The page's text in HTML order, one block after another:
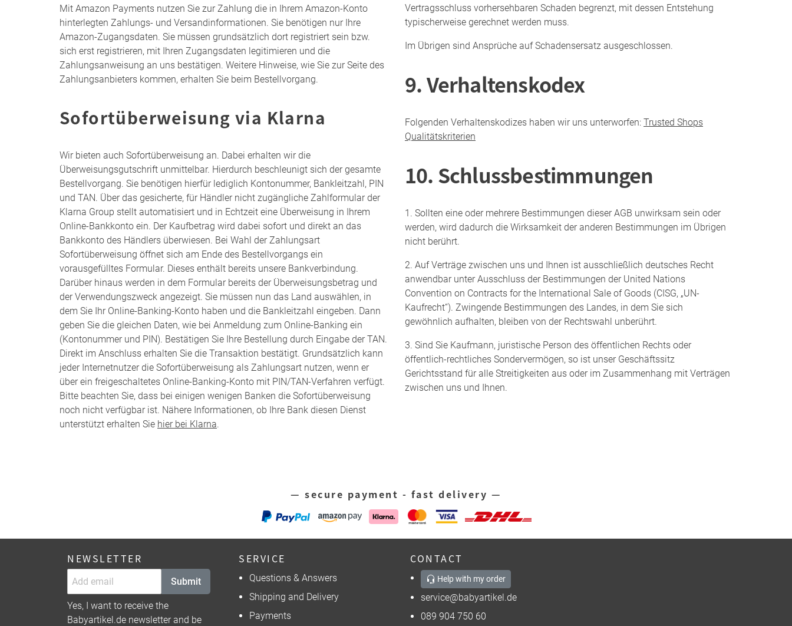
Mit Amazon Payments nutzen Sie zur Zahlung die in Ihrem Amazon-Konto
hinterlegten Zahlungs- und Versandinformationen. Sie benötigen nur Ihre
Amazon-Zugangsdaten. Sie müssen grundsätzlich dort registriert sein bzw.
sich erst registrieren, mit Ihren Zugangsdaten legitimieren und die
Zahlungsanweisung an uns bestätigen. Weitere Hinweise, wie Sie zur Seite des
Zahlungsanbieters kommen, erhalten Sie beim Bestellvorgang.
Sofortüberweisung via Klarna
Wir bieten auch Sofortüberweisung an. Dabei erhalten wir die
Überweisungsgutschrift unmittelbar. Hierdurch beschleunigt sich der gesamte
Bestellvorgang. Sie benötigen hierfür lediglich Kontonummer, Bankleitzahl, PIN
und TAN. Über das gesicherte, für Händler nicht zugängliche Zahlformular der
Klarna Group stellt automatisiert und in Echtzeit eine Überweisung in Ihrem
Online-Bankkonto ein. Der Kaufbetrag wird dabei sofort und direkt an das
Bankkonto des Händlers überwiesen. Bei Wahl der Zahlungsart
Sofortüberweisung öffnet sich am Ende des Bestellvorgangs ein
vorausgefülltes Formular. Dieses enthält bereits unsere Bankverbindung.
Darüber hinaus werden in dem Formular bereits der Überweisungsbetrag und
der Verwendungszweck angezeigt. Sie müssen nun das Land auswählen, in
dem Sie Ihr Online-Banking-Konto haben und die Bankleitzahl eingeben. Dann
geben Sie die gleichen Daten, wie bei Anmeldung zum Online-Banking ein
(Kontonummer und PIN). Bestätigen Sie Ihre Bestellung durch Eingabe der TAN.
Direkt im Anschluss erhalten Sie die Transaktion bestätigt. Grundsätzlich kann
jeder Internetnutzer die Sofortüberweisung als Zahlungsart nutzen, wenn er
über ein freigeschaltetes Online-Banking-Konto mit PIN/TAN-Verfahren verfügt.
Bitte beachten Sie, dass bei einigen wenigen Banken die Sofortüberweisung
noch nicht verfügbar ist. Nähere Informationen, ob Ihre Bank diesen Dienst
unterstützt erhalten Sie hier bei Klarna.
Vertragsschluss vorhersehbaren Schaden begrenzt, mit dessen Entstehung
typischerweise gerechnet werden muss.
Im Übrigen sind Ansprüche auf Schadensersatz ausgeschlossen.
9. Verhaltenskodex
Folgenden Verhaltenskodizes haben wir uns unterworfen: Trusted Shops
Qualitätskriterien
10. Schlussbestimmungen
1. Sollten eine oder mehrere Bestimmungen dieser AGB unwirksam sein oder
werden, wird dadurch die Wirksamkeit der anderen Bestimmungen im Übrigen
nicht berührt.
2. Auf Verträge zwischen uns und Ihnen ist ausschließlich deutsches Recht
anwendbar unter Ausschluss der Bestimmungen der United Nations
Convention on Contracts for the International Sale of Goods (CISG, „UN-
Kaufrecht“). Zwingende Bestimmungen des Landes, in dem Sie sich
gewöhnlich aufhalten, bleiben von der Rechtswahl unberührt.
3. Sind Sie Kaufmann, juristische Person des öffentlichen Rechts oder
öffentlich-rechtliches Sondervermögen, so ist unser Geschäftssitz
Gerichtsstand für alle Streitigkeiten aus oder im Zusammenhang mit Verträgen
zwischen uns und Ihnen.
— secure payment - fast delivery —
NEWSLETTER
Submit
Yes, I want to receive the
Babyartikel.de newsletter and be
SERVICE
Questions & Answers
Shipping and Delivery
Payments
CONTACT
Help with my order
service@babyartikel.de
089 904 750 60